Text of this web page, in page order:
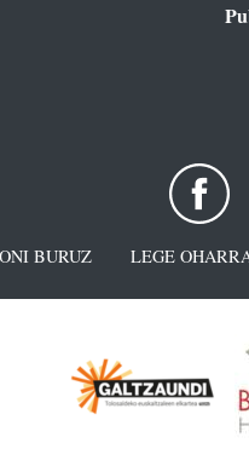
BURUZ LEGE